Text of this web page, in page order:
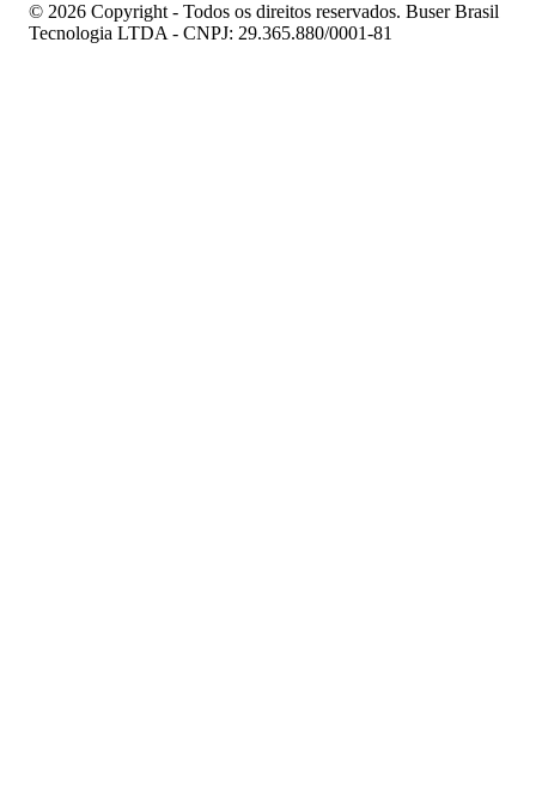
© 2026 Copyright - Todos os direitos reservados. Buser Brasil
Tecnologia LTDA - CNPJ: 29.365.880/0001-81